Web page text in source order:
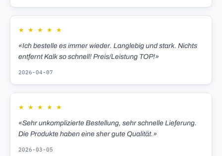
★ ★ ★ ★ ★
«Ich bestelle es immer wieder. Langlebig und stark. Nichts
entfernt Kalk so schnell! Preis/Leistung TOP!»
2026-04-07
★ ★ ★ ★ ★
«Sehr unkomplizierte Bestellung, sehr schnelle Lieferung.
Die Produkte haben eine sher gute Qualität.»
2026-03-05